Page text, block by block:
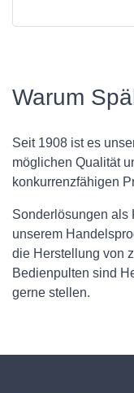
Warum
Seit 1908 ist es
möglichen Qualität
konkurrenzfähigen
Sonderlösungen als
unserem
die Herstellung von
Bedienpulten sind
gerne stellen.